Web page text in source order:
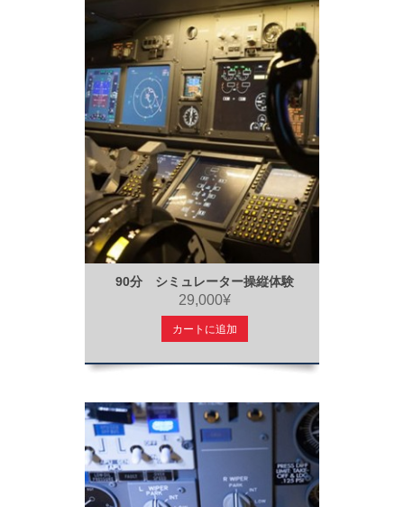
90分 シミュレーター操縦体験
29,000¥
カートに追加